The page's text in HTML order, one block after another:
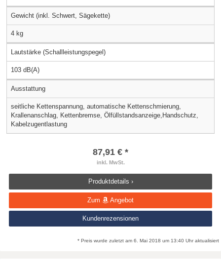
Gewicht (inkl. Schwert, Sägekette)
4 kg
Lautstärke (Schallleistungspegel)
103 dB(A)
Ausstattung
seitliche Kettenspannung, automatische Kettenschmierung,
Krallenanschlag, Kettenbremse, Ölfüllstandsanzeige,Handschutz,
Kabelzugentlastung
87,91 € *
inkl. MwSt.
Produktdetails ›
Zum Angebot
Kundenrezensionen
* Preis wurde zuletzt am 6. Mai 2018 um 13:40 Uhr aktualisiert